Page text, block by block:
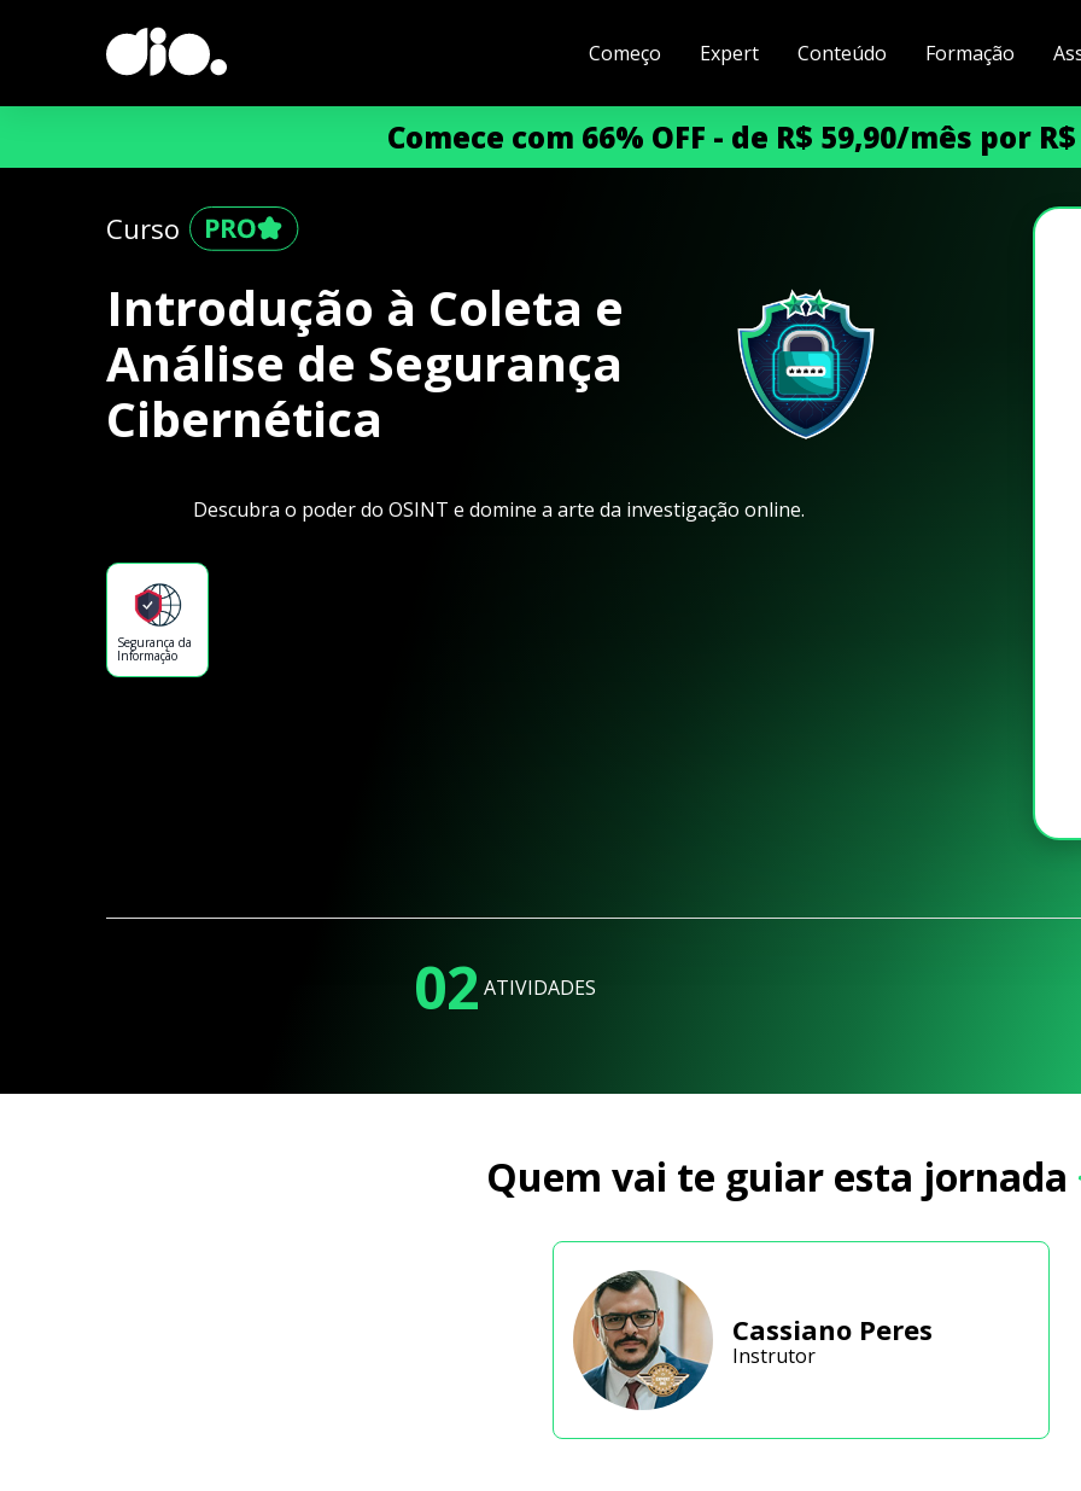
Começo Expert Conteúdo Formação
Comece com 66% OFF - de R$ 59,90/mês por
Curso
Introdução à Coleta e
Análise de Segurança
Cibernética
Descubra o poder do OSINT e domine a arte da investigação online.
Segurança da
Informação
02 ATIVIDADES
Quem vai te guiar esta jornada
Cassiano Peres
Instrutor